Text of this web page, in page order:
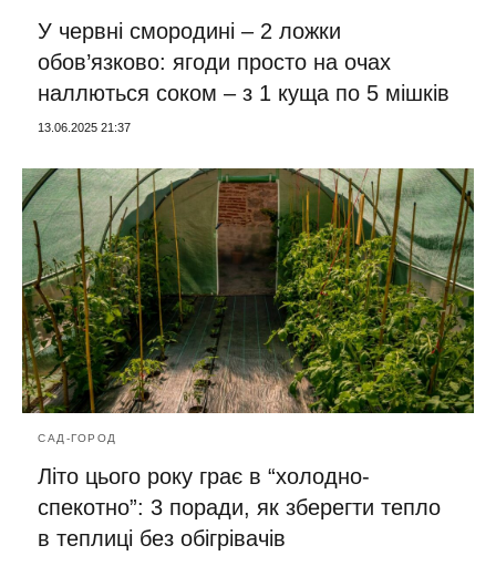
У червні смородині – 2 ложки
обов’язково: ягоди просто на очах
наллються соком – з 1 куща по 5 мішків
13.06.2025 21:37
САД-ГОРОД
Літо цього року грає в “холодно-
спекотно”: 3 поради, як зберегти тепло
в теплиці без обігрівачів